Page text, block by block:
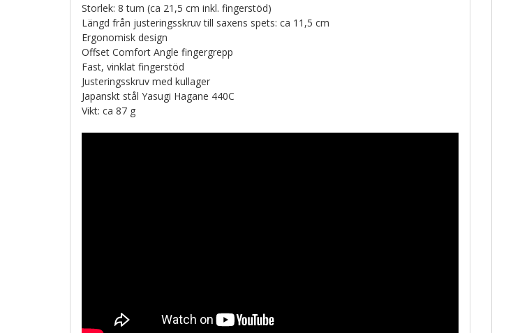
Storlek: 8 tum (ca 21,5 cm inkl. fingerstöd)
Längd från justeringsskruv till saxens spets: ca 11,5 cm
Ergonomisk design
Offset Comfort Angle fingergrepp
Fast, vinklat fingerstöd
Justeringsskruv med kullager
Japanskt stål Yasugi Hagane 440C
Vikt: ca 87 g